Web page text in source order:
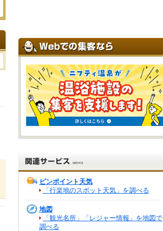
ピンポイント天気
「行楽地のスポット天気」を調べる
地図
「観光名所」「レジャー情報」を地図で
調べる